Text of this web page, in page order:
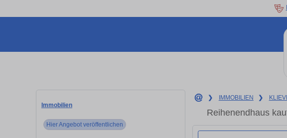
Immobilien
Hier Angebot veröffentlichen
❯ IMMOBILIEN ❯
Reihenendhaus